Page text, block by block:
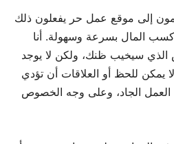
إلى موقع عمل حر يفعلون ذلك
المال بسرعة وسهولة. أنا
سيخيب ظنك، ولكن لا يوجد
يمكن للحظ أو العلاقات أن تؤدي
العمل الجاد، وعلى وجه الخصوص